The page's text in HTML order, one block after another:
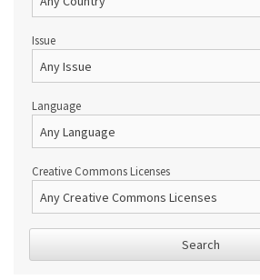
Issue
Language
Creative Commons Licenses
Search